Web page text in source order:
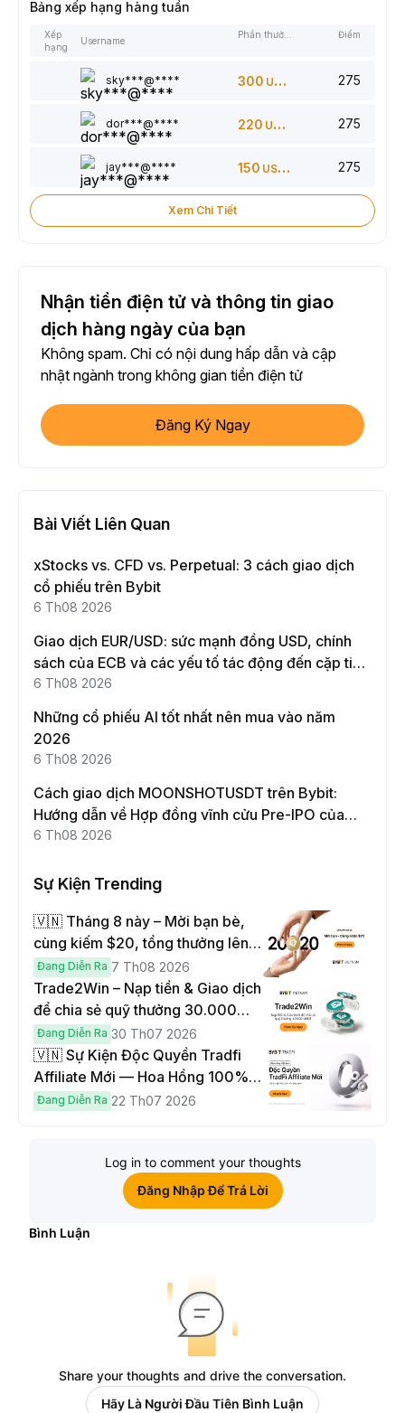
Bảng xếp hạng hàng tuần
Xếp
hạng
Username
Phần thưởng Điểm
sky***@**** 300 USDT 275
dor***@**** 220 USDT 275
jay***@**** 150 USDT 275
Xem Chi Tiết
Nhận tiền điện tử và thông tin giao
dịch hàng ngày của bạn
Không spam. Chỉ có nội dung hấp dẫn và cập
nhật ngành trong không gian tiền điện tử
Đăng Ký Ngay
Bài Viết Liên Quan
xStocks vs. CFD vs. Perpetual: 3 cách giao dịch
cổ phiếu trên Bybit
6 Th08 2026
Giao dịch EUR/USD: sức mạnh đồng USD, chính
sách của ECB và các yếu tố tác động đến cặp tiền
này
6 Th08 2026
Những cổ phiếu AI tốt nhất nên mua vào năm
2026
6 Th08 2026
Cách giao dịch MOONSHOTUSDT trên Bybit:
Hướng dẫn về Hợp đồng vĩnh cửu Pre-IPO của
Moonshot AI
6 Th08 2026
Sự Kiện Trending
🇻🇳 Tháng 8 này – Mời bạn bè,
cùng kiếm $20, tổng thưởng lên
đến $1,000
Đang Diễn Ra 7 Th08 2026
Trade2Win – Nạp tiền & Giao dịch
để chia sẻ quỹ thưởng 30.000
USDT
Đang Diễn Ra 30 Th07 2026
🇻🇳 Sự Kiện Độc Quyền Tradfi
Affiliate Mới — Hoa Hồng 100% &
Hoàn Phí Qua Đêm
Đang Diễn Ra 22 Th07 2026
Log in to comment your thoughts
Đăng Nhập Để Trả Lời
Bình Luận
Share your thoughts and drive the conversation.
Hãy Là Người Đầu Tiên Bình Luận